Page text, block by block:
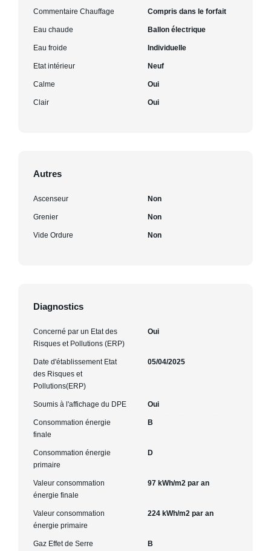
Commentaire Chauffage Compris dans le forfait
Eau chaude Ballon électrique
Eau froide Individuelle
Etat intérieur Neuf
Calme Oui
Clair Oui
Autres
Ascenseur Non
Grenier Non
Vide Ordure Non
Diagnostics
Concerné par un Etat des
Risques et Pollutions (ERP)
Oui
Date d'établissement Etat
des Risques et
Pollutions(ERP)
05/04/2025
Soumis à l'affichage du DPE Oui
Consommation énergie
finale
B
Consommation énergie
primaire
D
Valeur consommation
énergie finale
97 kWh/m2 par an
Valeur consommation
énergie primaire
224 kWh/m2 par an
Gaz Effet de Serre B